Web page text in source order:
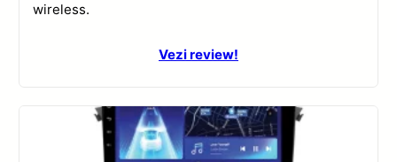
wireless.
Vezi review!